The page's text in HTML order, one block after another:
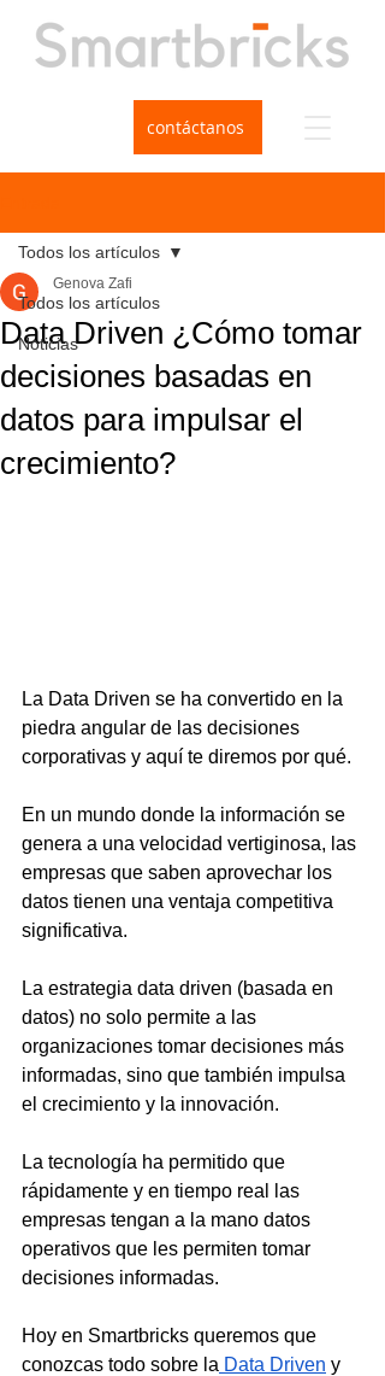
contáctanos
Todos los artículos
Noticias
Todos los artículos
Data Driven ¿Cómo tomar
decisiones basadas en
datos para impulsar el
crecimiento?
Genova Zafi
La Data Driven se ha convertido en la
piedra angular de las decisiones
corporativas y aquí te diremos por qué.
En un mundo donde la información se
genera a una velocidad vertiginosa, las
empresas que saben aprovechar los
datos tienen una ventaja competitiva
significativa.
La estrategia data driven (basada en
datos) no solo permite a las
organizaciones tomar decisiones más
informadas, sino que también impulsa
el crecimiento y la innovación.
La tecnología ha permitido que
rápidamente y en tiempo real las
empresas tengan a la mano datos
operativos que les permiten tomar
decisiones informadas.
Hoy en Smartbricks queremos que
conozcas todo sobre la Data Driven y